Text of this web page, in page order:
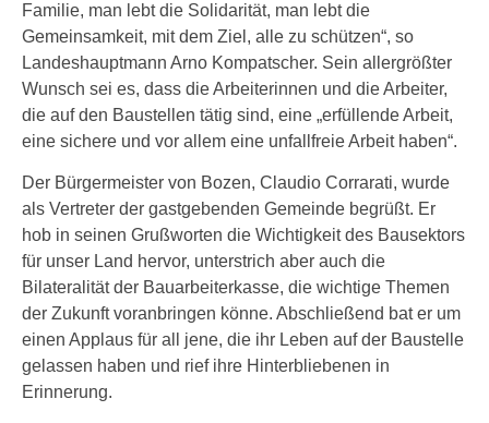
Familie, man lebt die Solidarität, man lebt die
Gemeinsamkeit, mit dem Ziel, alle zu schützen“, so
Landeshauptmann Arno Kompatscher. Sein allergrößter
Wunsch sei es, dass die Arbeiterinnen und die Arbeiter,
die auf den Baustellen tätig sind, eine „erfüllende Arbeit,
eine sichere und vor allem eine unfallfreie Arbeit haben“.
Der Bürgermeister von Bozen, Claudio Corrarati, wurde
als Vertreter der gastgebenden Gemeinde begrüßt. Er
hob in seinen Grußworten die Wichtigkeit des Bausektors
für unser Land hervor, unterstrich aber auch die
Bilateralität der Bauarbeiterkasse, die wichtige Themen
der Zukunft voranbringen könne. Abschließend bat er um
einen Applaus für all jene, die ihr Leben auf der Baustelle
gelassen haben und rief ihre Hinterbliebenen in
Erinnerung.